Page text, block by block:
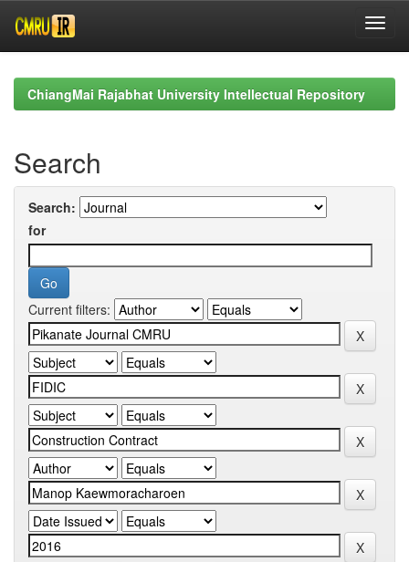
navigationChiangMai Rajabhat University Intellectual Repository
Search
Search:
for
Current filters: